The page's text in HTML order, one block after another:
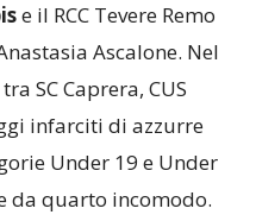
e il RCC Tevere Remo
Ascalone. Nel
SC Caprera, CUS
infarciti di azzurre
Under 19 e Under
da quarto incomodo.